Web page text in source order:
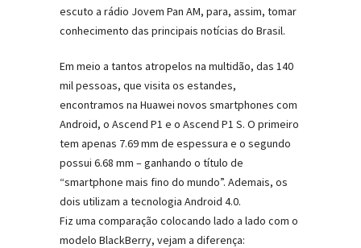
escuto a rádio Jovem Pan AM, para, assim, tomar
conhecimento das principais notícias do Brasil.
Em meio a tantos atropelos na multidão, das 140
mil pessoas, que visita os estandes,
encontramos na Huawei novos smartphones com
Android, o Ascend P1 e o Ascend P1 S. O primeiro
tem apenas 7.69 mm de espessura e o segundo
possui 6.68 mm – ganhando o título de
“smartphone mais fino do mundo”. Ademais, os
dois utilizam a tecnologia Android 4.0.
Fiz uma comparação colocando lado a lado com o
modelo BlackBerry, vejam a diferença: